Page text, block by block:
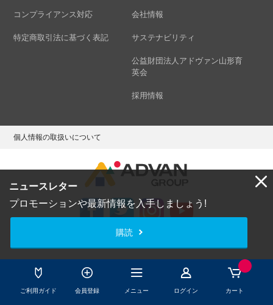
ご利用ガイド 会員登録 メニュー ログイン カート
ニュースレター
プロモーションや最新情報を入手しましょう!
購読
コンプライアンス対応
特定商取引法に基づく表記
会社情報
サステナビリティ
公益財団法人アドヴァン山形育
英会
採用情報
個人情報の取扱いについて